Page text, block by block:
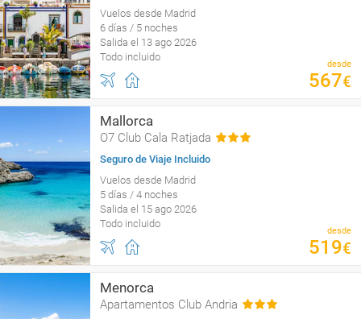
Vuelos desde Madrid
6 días / 5 noches
Salida el 13 ago 2026
Todo incluido
desde
567€
Mallorca
O7 Club Cala Ratjada
Seguro de Viaje Incluido
Vuelos desde Madrid
5 días / 4 noches
Salida el 15 ago 2026
Todo incluido
desde
519€
Menorca
Apartamentos Club Andria